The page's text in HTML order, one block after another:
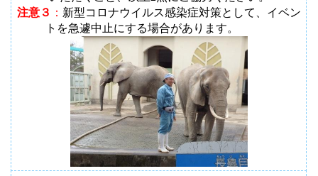
注意３ ： 新型コロナウイルス感染症対策として、イベン
トを急遽中止にする場合があります。